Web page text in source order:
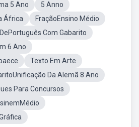
5 Ano
5 Anno
África
FraçãoEnsino Médio
Com Gabarito
6 Ano
Texto Em Arte
Da Alemã 8 Ano
Para Concursos